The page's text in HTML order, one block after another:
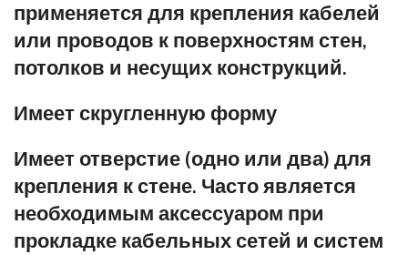
применяется для крепления кабелей
или проводов к поверхностям стен,
потолков и несущих конструкций.
Имеет скругленную форму
Имеет отверстие (одно или два) для
крепления к стене. Часто является
необходимым аксессуаром при
прокладке кабельных сетей и систем